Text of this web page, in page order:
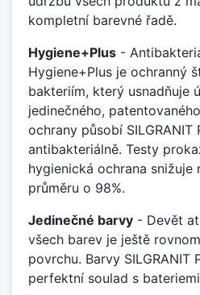
kompletní barevné řadě.
Hygiene+Plus -
Hygiene+Plus je ochranný
bakteriím, který usnadňuje
jedinečného,
ochrany působí SILGRANIT
antibakteriálně. Testy
hygienická ochrana snižuje
průměru o 98%.
Jedinečné barvy - Devět
všech barev je ještě
povrchu. Barvy SILGRANIT
perfektní soulad s bateriemi